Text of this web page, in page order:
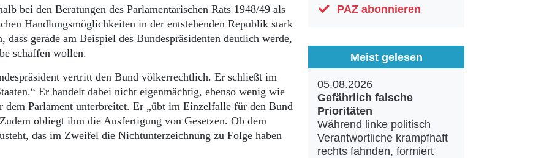
Danzig und Westpreußen
Bücher
bei den Beratungen des Parlamentarischen Rats 1948/49 als
Handlungsmöglichkeiten in der entstehenden Republik stark
gerade am Beispiel des Bundespräsidenten deutlich werde,
schaffen wollen.
vertritt den Bund völkerrechtlich. Er schließt im
Er handelt dabei nicht eigenmächtig, ebenso wenig wie
dem Parlament unterbreitet. Er „übt im Einzelfalle für den Bund
obliegt ihm die Ausfertigung von Gesetzen. Ob dem
das im Zweifel die Nichtunterzeichnung zu Folge haben
PAZ abonnieren
Meist gelesen
05.08.2026
Gefährlich falsche
Prioritäten
Während linke politisch
Verantwortliche krampfhaft
rechts fahnden, formiert